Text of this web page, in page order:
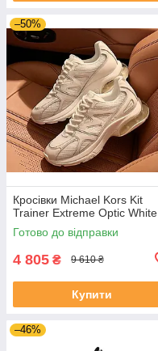
–50%
Кросівки Michael Kors Kit
Trainer Extreme Optic White
Готово до відправки
4 805 ₴ 9 610 ₴
Купити
–46%